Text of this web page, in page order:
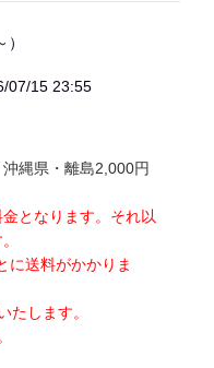
07/15 23:55
縄県・離島2,000円
となります。それ以
に送料がかかりま
たします。